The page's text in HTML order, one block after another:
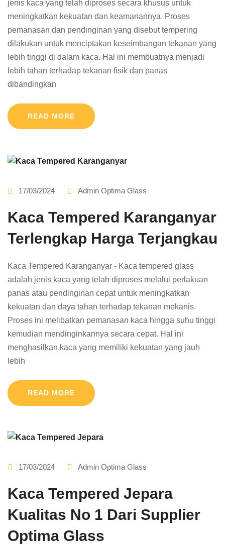
jenis kaca yang telah diproses secara khusus untuk
meningkatkan kekuatan dan keamanannya. Proses
pemanasan dan pendinginan yang disebut tempering
dilakukan untuk menciptakan keseimbangan tekanan yang
lebih tinggi di dalam kaca. Hal ini membuatnya menjadi
lebih tahan terhadap tekanan fisik dan panas
dibandingkan
READ MORE
17/03/2024 Admin Optima Glass
Kaca Tempered Karanganyar
Terlengkap Harga Terjangkau
Kaca Tempered Karanganyar - Kaca tempered glass
adalah jenis kaca yang telah diproses melalui perlakuan
panas atau pendinginan cepat untuk meningkatkan
kekuatan dan daya tahan terhadap tekanan mekanis.
Proses ini melibatkan pemanasan kaca hingga suhu tinggi
kemudian mendinginkannya secara cepat. Hal ini
menghasilkan kaca yang memiliki kekuatan yang jauh
lebih
READ MORE
17/03/2024 Admin Optima Glass
Kaca Tempered Jepara
Kualitas No 1 Dari Supplier
Optima Glass